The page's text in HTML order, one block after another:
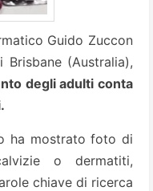
Guido Zuccon
Brisbane (Australia),
degli adulti conta
ha mostrato foto di
o dermatiti,
chiave di ricerca